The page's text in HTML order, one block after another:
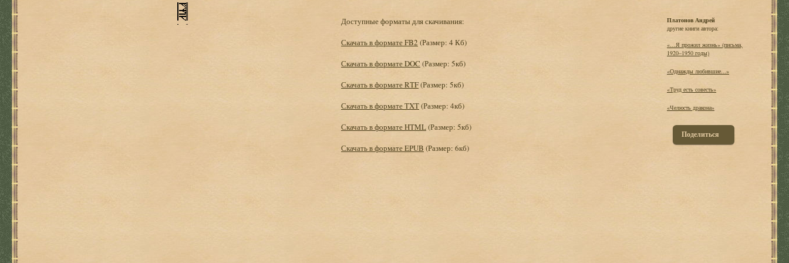
Доступные форматы для скачивания:
Скачать в формате FB2 (Размер: 4 Кб)
Скачать в формате DOC (Размер: 5кб)
Скачать в формате RTF(Размер: 5кб)
Скачать в формате TXT(Размер: 4кб)
Скачать в формате HTML(Размер: 5кб)
Скачать в формате EPUB (Размер: 6кб)
Платонов Андрей
другие книги автора:
«…Я прожил жизнь» (письма,
1920–1950 годы)
«Однажды любившие...»
«Труд есть совесть»
«Челюсть дракона»
Поделиться